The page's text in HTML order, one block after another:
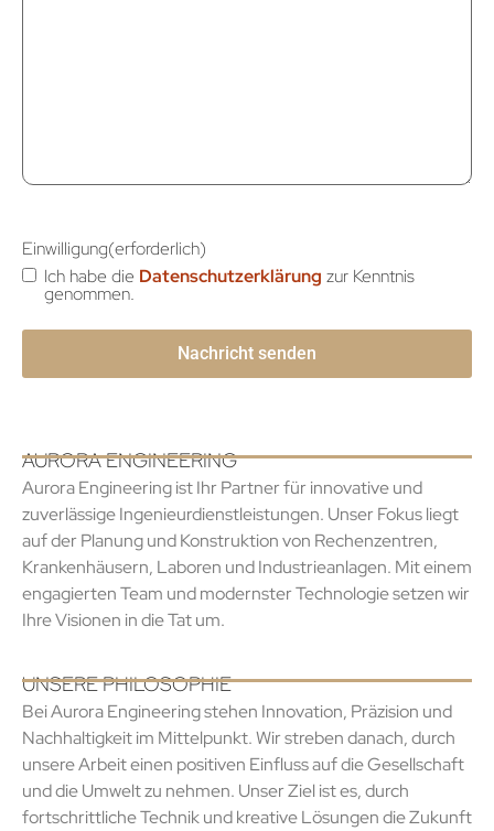
Einwilligung(erforderlich)
Ich habe die Datenschutzerklärung zur Kenntnis
genommen.
AURORA ENGINEERING
Aurora Engineering ist Ihr Partner für innovative und
zuverlässige Ingenieurdienstleistungen. Unser Fokus liegt
auf der Planung und Konstruktion von Rechenzentren,
Krankenhäusern, Laboren und Industrieanlagen. Mit einem
engagierten Team und modernster Technologie setzen wir
Ihre Visionen in die Tat um.
UNSERE PHILOSOPHIE
Bei Aurora Engineering stehen Innovation, Präzision und
Nachhaltigkeit im Mittelpunkt. Wir streben danach, durch
unsere Arbeit einen positiven Einfluss auf die Gesellschaft
und die Umwelt zu nehmen. Unser Ziel ist es, durch
fortschrittliche Technik und kreative Lösungen die Zukunft